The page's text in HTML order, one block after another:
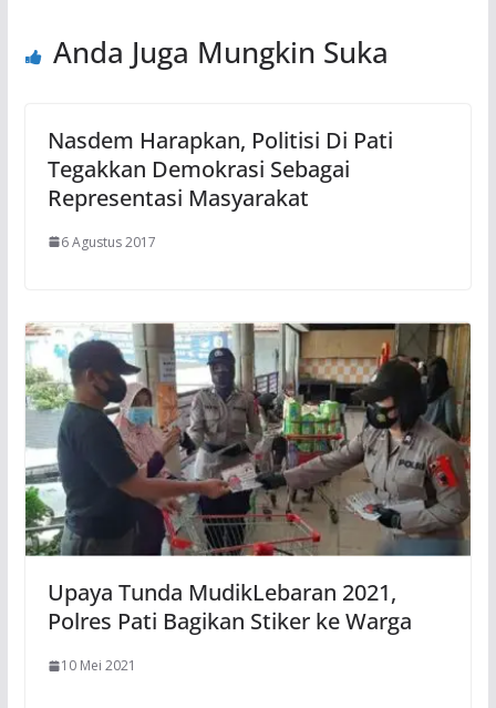
Anda Juga Mungkin Suka
Nasdem Harapkan, Politisi Di Pati
Tegakkan Demokrasi Sebagai
Representasi Masyarakat
6 Agustus 2017
Upaya Tunda MudikLebaran 2021,
Polres Pati Bagikan Stiker ke Warga
10 Mei 2021